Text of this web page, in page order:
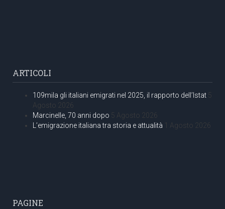
ARTICOLI
109mila gli italiani emigrati nel 2025, il rapporto dell’Istat 5
Agosto 2026
Marcinelle, 70 anni dopo 5 Agosto 2026
L’emigrazione italiana tra storia e attualità 1 Agosto 2026
PAGINE